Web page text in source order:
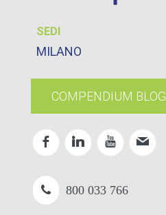
SEDI
MILANO
COMPENDIUM BLOG
800 033 766